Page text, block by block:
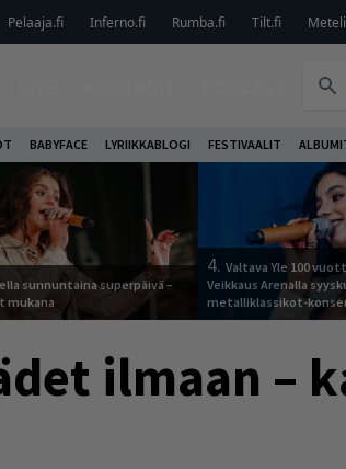
Pelaaja.fi Inferno.fi Rumba.fi Tilt.fi
BABYFACE LYRIIKKABLOGI FESTIVAALIT
sunnuntaina superpäivä –
mukana
4. Valtava Yle 100
Veikkaus Arenalla
metalliklassikot-
ilmaan –